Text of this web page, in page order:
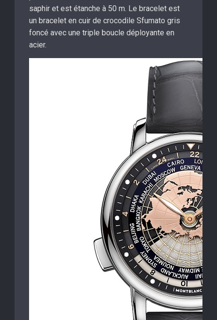
saphir et est étanche à 50 m. Le bracelet est
un bracelet en cuir de crocodile Sfumato gris
foncé avec une triple boucle déployante en
acier.